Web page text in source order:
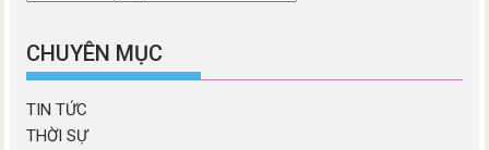
mục
CHUYÊN MỤC
TIN TỨC
THỜI SỰ